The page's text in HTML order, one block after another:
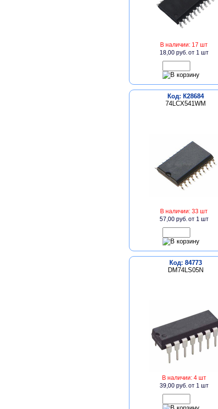
В наличии: 17 шт
18,00 руб.от 1 шт
Код: К28684
74LCX541WM
В наличии: 33 шт
57,00 руб.от 1 шт
Код: 84773
DM74LS05N
В наличии: 4 шт
39,00 руб.от 1 шт